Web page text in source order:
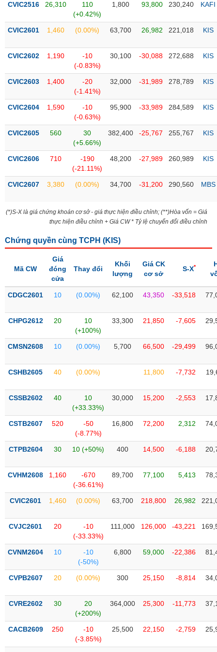
thái
phiếu
mô
thị
Niêm
Niêm
mới
yết
yết
dõi
biệt
được
ký
Danh
phiếu
tiết
quan
dịch
chính
tích
thuật
sơ
doanh
Tin
CVIC2516 26,310
110
(+0.42%)
1,800 93,800 230,240 KAFI
CVIC2601 1,460 (0.00%) 63,700 26,982 221,018 KIS
CVIC2602 1,190
-10
(-0.83%)
30,100 -30,088 272,688 KIS
CVIC2603 1,400
-20
(-1.41%)
32,000 -31,989 278,789 KIS
CVIC2604 1,590
-10
(-0.63%)
95,900 -33,989 284,589 KIS
CVIC2605 560
30
(+5.66%)
382,400 -25,767 255,767 KIS
CVIC2606 710
-190
(-21.11%)
48,200 -27,989 260,989 KIS
CVIC2607 3,380 (0.00%) 34,700 -31,200 290,560 MBS
(*)S-X là giá chứng khoán cơ sở - giá thực hiện điều chỉnh; (**)Hòa vốn = Giá
thực hiện điều chỉnh + Giá CW * Tỷ lệ chuyển đổi điều chỉnh
Chứng quyền cùng TCPH (KIS)
Mã CW
Giá
đóng
cửa
Thay đổi
Khối
lượng
Giá CK
cơ sở
S-X*
CDGC2601 10 (0.00%) 62,100 43,350 -33,518
CHPG2612 20
10
(+100%)
33,300 21,850 -7,605
CMSN2608 10 (0.00%) 5,700 66,500 -29,499
CSHB2605 40 (0.00%) 11,800 -7,732
CSSB2602 40
10
(+33.33%)
30,000 15,200 -2,553
CSTB2607 520
-50
(-8.77%)
16,800 72,200 2,312
CTPB2604 30 10 (+50%) 400 14,500 -6,188
CVHM2608 1,160
-670
(-36.61%)
89,700 77,100 5,413
CVIC2601 1,460 (0.00%) 63,700 218,800 26,982
CVJC2601 20
-10
(-33.33%)
111,000 126,000 -43,221
CVNM2604 10
-10
(-50%)
6,800 59,000 -22,386
CVPB2607 20 (0.00%) 300 25,150 -8,814
CVRE2602 30
20
(+200%)
364,000 25,300 -11,773
CACB2609 250
-10
(-3.85%)
25,500 22,150 -2,759
NGÀNH
DOANH
NGHIỆP
PHIẾU
PHÁI
TRÁI
PHIẾU
CỤ
TƯ
XUẤT
LIỆU
MỚI
(-)
SECTOR
NĂNG
VẬT
CÔNG